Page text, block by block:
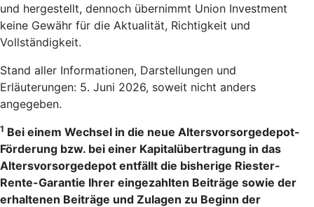
und hergestellt, dennoch übernimmt Union Investment
keine Gewähr für die Aktualität, Richtigkeit und
Vollständigkeit.
Stand aller Informationen, Darstellungen und
Erläuterungen: 5. Juni 2026, soweit nicht anders
angegeben.
1 Bei einem Wechsel in die neue Altersvorsorgedepot-
Förderung bzw. bei einer Kapitalübertragung in das
Altersvorsorgedepot entfällt die bisherige Riester-
Rente-Garantie Ihrer eingezahlten Beiträge sowie der
erhaltenen Beiträge und Zulagen zu Beginn der